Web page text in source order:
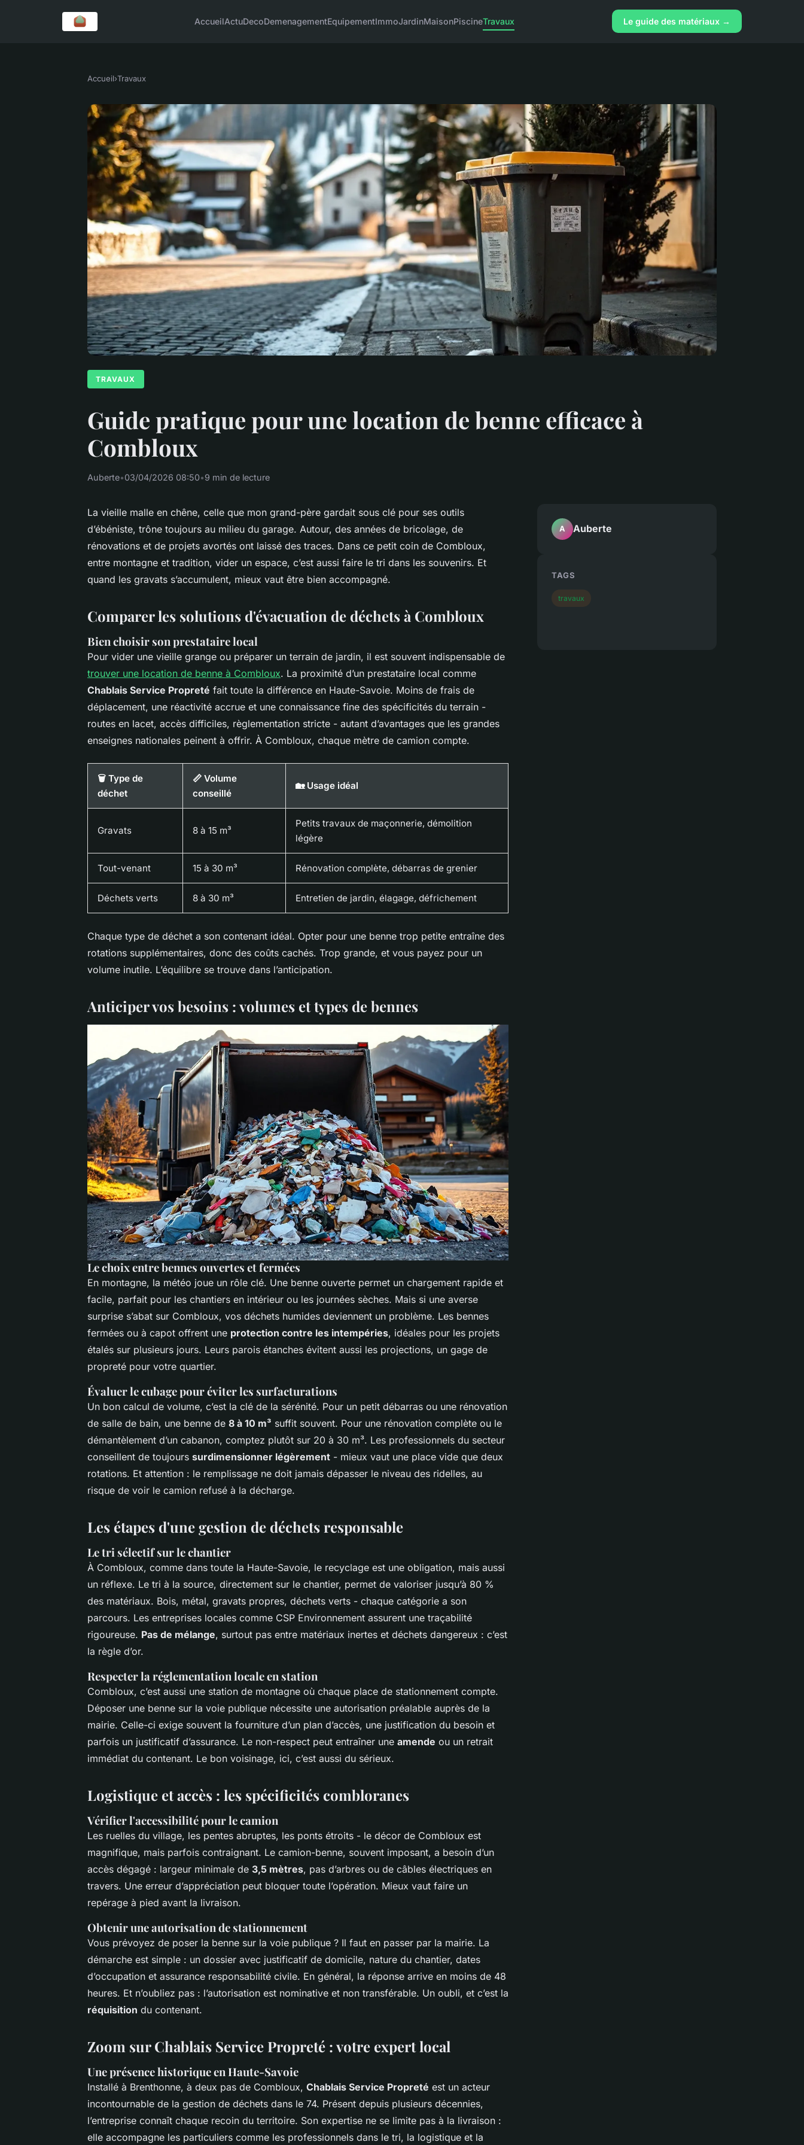
AccueilActuDecoDemenagementEquipementImmoJardinMaisonPiscineTravaux Le guide des matériaux →
Accueil›Travaux
TRAVAUX
Guide pratique pour une location de benne efficace à
Combloux
Auberte•03/04/2026 08:50•9 min de lecture
La vieille malle en chêne, celle que mon grand-père gardait sous clé pour ses outils
d’ébéniste, trône toujours au milieu du garage. Autour, des années de bricolage, de
rénovations et de projets avortés ont laissé des traces. Dans ce petit coin de Combloux,
entre montagne et tradition, vider un espace, c’est aussi faire le tri dans les souvenirs. Et
quand les gravats s’accumulent, mieux vaut être bien accompagné.
Comparer les solutions d'évacuation de déchets à Combloux
Bien choisir son prestataire local
Pour vider une vieille grange ou préparer un terrain de jardin, il est souvent indispensable de
trouver une location de benne à Combloux. La proximité d’un prestataire local comme
Chablais Service Propreté fait toute la différence en Haute-Savoie. Moins de frais de
déplacement, une réactivité accrue et une connaissance fine des spécificités du terrain -
routes en lacet, accès difficiles, règlementation stricte - autant d’avantages que les grandes
enseignes nationales peinent à offrir. À Combloux, chaque mètre de camion compte.
🗑️ Type de
déchet
📏 Volume
conseillé
🏡 Usage idéal
Gravats 8 à 15 m³
Petits travaux de maçonnerie, démolition
légère
Tout-venant 15 à 30 m³ Rénovation complète, débarras de grenier
Déchets verts 8 à 30 m³ Entretien de jardin, élagage, défrichement
Chaque type de déchet a son contenant idéal. Opter pour une benne trop petite entraîne des
rotations supplémentaires, donc des coûts cachés. Trop grande, et vous payez pour un
volume inutile. L’équilibre se trouve dans l’anticipation.
Anticiper vos besoins : volumes et types de bennes
Le choix entre bennes ouvertes et fermées
En montagne, la météo joue un rôle clé. Une benne ouverte permet un chargement rapide et
facile, parfait pour les chantiers en intérieur ou les journées sèches. Mais si une averse
surprise s’abat sur Combloux, vos déchets humides deviennent un problème. Les bennes
fermées ou à capot offrent une protection contre les intempéries, idéales pour les projets
étalés sur plusieurs jours. Leurs parois étanches évitent aussi les projections, un gage de
propreté pour votre quartier.
Évaluer le cubage pour éviter les surfacturations
Un bon calcul de volume, c’est la clé de la sérénité. Pour un petit débarras ou une rénovation
de salle de bain, une benne de 8 à 10 m³ suffit souvent. Pour une rénovation complète ou le
démantèlement d’un cabanon, comptez plutôt sur 20 à 30 m³. Les professionnels du secteur
conseillent de toujours surdimensionner légèrement - mieux vaut une place vide que deux
rotations. Et attention : le remplissage ne doit jamais dépasser le niveau des ridelles, au
risque de voir le camion refusé à la décharge.
Les étapes d'une gestion de déchets responsable
Le tri sélectif sur le chantier
À Combloux, comme dans toute la Haute-Savoie, le recyclage est une obligation, mais aussi
un réflexe. Le tri à la source, directement sur le chantier, permet de valoriser jusqu’à 80 %
des matériaux. Bois, métal, gravats propres, déchets verts - chaque catégorie a son
parcours. Les entreprises locales comme CSP Environnement assurent une traçabilité
rigoureuse. Pas de mélange, surtout pas entre matériaux inertes et déchets dangereux : c’est
la règle d’or.
Respecter la réglementation locale en station
Combloux, c’est aussi une station de montagne où chaque place de stationnement compte.
Déposer une benne sur la voie publique nécessite une autorisation préalable auprès de la
mairie. Celle-ci exige souvent la fourniture d’un plan d’accès, une justification du besoin et
parfois un justificatif d’assurance. Le non-respect peut entraîner une amende ou un retrait
immédiat du contenant. Le bon voisinage, ici, c’est aussi du sérieux.
Logistique et accès : les spécificités combloranes
Vérifier l'accessibilité pour le camion
Les ruelles du village, les pentes abruptes, les ponts étroits - le décor de Combloux est
magnifique, mais parfois contraignant. Le camion-benne, souvent imposant, a besoin d’un
accès dégagé : largeur minimale de 3,5 mètres, pas d’arbres ou de câbles électriques en
travers. Une erreur d’appréciation peut bloquer toute l’opération. Mieux vaut faire un
repérage à pied avant la livraison.
Obtenir une autorisation de stationnement
Vous prévoyez de poser la benne sur la voie publique ? Il faut en passer par la mairie. La
démarche est simple : un dossier avec justificatif de domicile, nature du chantier, dates
d’occupation et assurance responsabilité civile. En général, la réponse arrive en moins de 48
heures. Et n’oubliez pas : l’autorisation est nominative et non transférable. Un oubli, et c’est la
réquisition du contenant.
Zoom sur Chablais Service Propreté : votre expert local
Une présence historique en Haute-Savoie
Installé à Brenthonne, à deux pas de Combloux, Chablais Service Propreté est un acteur
incontournable de la gestion de déchets dans le 74. Présent depuis plusieurs décennies,
l’entreprise connaît chaque recoin du territoire. Son expertise ne se limite pas à la livraison :
elle accompagne les particuliers comme les professionnels dans le tri, la logistique et la
A Auberte
TAGS
travaux